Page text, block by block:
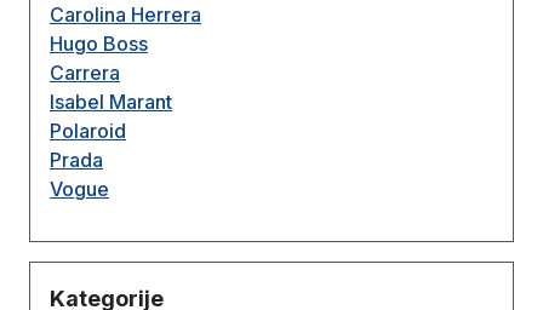
Carolina Herrera
Hugo Boss
Carrera
Isabel Marant
Polaroid
Prada
Vogue
Kategorije